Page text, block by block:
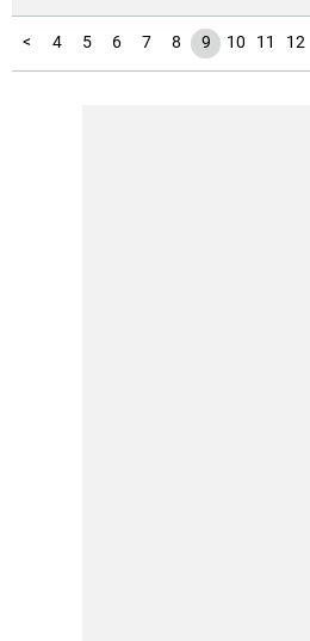
<
1
2
3 4 5 6 7 8 9 10 11 12
14
15
16